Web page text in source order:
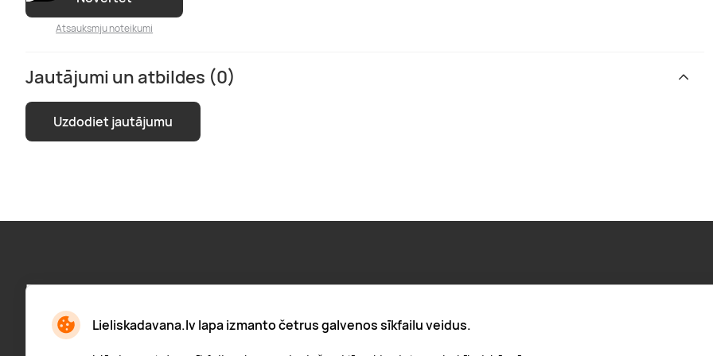
Lieliskadavana.lv lapa izmanto četrus galvenos sīkfailu veidus.
Atsauksmju noteikumi
Jautājumi un atbildes (0)
Uzdodiet jautājumu
Pieraksties jaunumiem:
Jaunumi, atlaižu paziņojumi un daudz kas cits
Par "Lieliska dāvana"